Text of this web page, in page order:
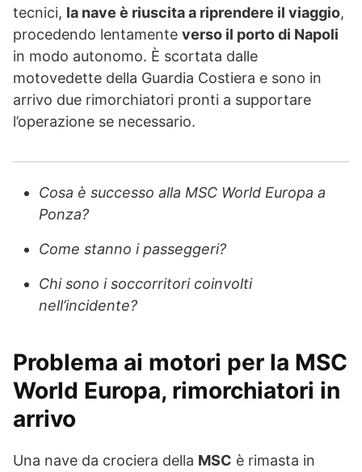
tecnici, la nave è riuscita a riprendere il viaggio,
procedendo lentamente verso il porto di Napoli
in modo autonomo. È scortata dalle
motovedette della Guardia Costiera e sono in
arrivo due rimorchiatori pronti a supportare
l’operazione se necessario.
Cosa è successo alla MSC World Europa a
Ponza?
Come stanno i passeggeri?
Chi sono i soccorritori coinvolti
nell’incidente?
Problema ai motori per la MSC
World Europa, rimorchiatori in
arrivo
Una nave da crociera della MSC è rimasta in